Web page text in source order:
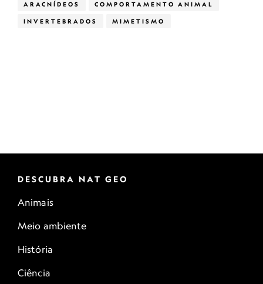
ARACNÍDEOS COMPORTAMENTO ANIMAL
INVERTEBRADOS MIMETISMO
DESCUBRA NAT GEO
Animais
Meio ambiente
História
Ciência